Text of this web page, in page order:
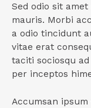
Sed odio sit
mauris. Morbi
a odio tincidunt
vitae erat
taciti sociosqu
per inceptos
Accumsan